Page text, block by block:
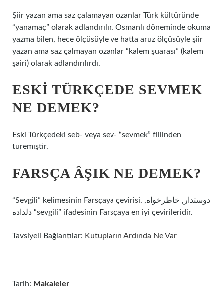
Şiir yazan ama saz çalamayan ozanlar Türk kültüründe
“yanamaç” olarak adlandırılır. Osmanlı döneminde okuma
yazma bilen, hece ölçüsüyle ve hatta aruz ölçüsüyle şiir
yazan ama saz çalmayan ozanlar “kalem şuarası” (kalem
şairi) olarak adlandırılırdı.
ESKI TÜRKÇEDE SEVMEK
NE DEMEK?
Eski Türkçedeki seb- veya sev- “sevmek” fiilinden
türemiştir.
FARSÇA ÂŞIK NE DEMEK?
“Sevgili” kelimesinin Farsçaya çevirisi. دوستدار, خاطرخواه,
دلداده “sevgili” ifadesinin Farsçaya en iyi çevirileridir.
Tavsiyeli Bağlantılar: Kutupların Ardında Ne Var
Tarih: Makaleler